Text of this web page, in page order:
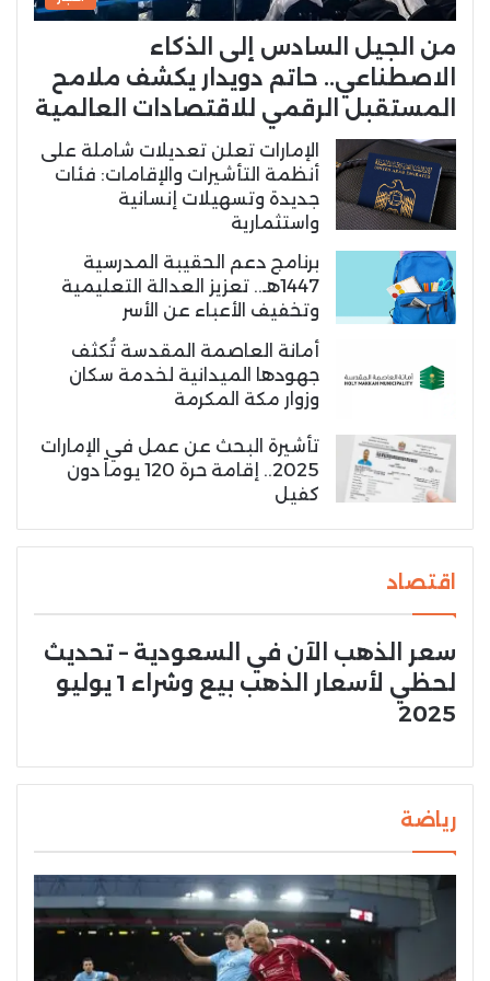
من الجيل السادس إلى الذكاء
الاصطناعي.. حاتم دويدار يكشف ملامح
المستقبل الرقمي للاقتصادات العالمية
الإمارات تعلن تعديلات شاملة على
أنظمة التأشيرات والإقامات: فئات
جديدة وتسهيلات إنسانية
واستثمارية
برنامج دعم الحقيبة المدرسية
1447هـ.. تعزيز العدالة التعليمية
وتخفيف الأعباء عن الأسر
أمانة العاصمة المقدسة تُكثف
جهودها الميدانية لخدمة سكان
وزوار مكة المكرمة
تأشيرة البحث عن عمل في الإمارات
2025.. إقامة حرة 120 يوماً دون
كفيل
اقتصاد
سعر الذهب الآن في السعودية – تحديث
لحظي لأسعار الذهب بيع وشراء 1 يوليو
2025
رياضة